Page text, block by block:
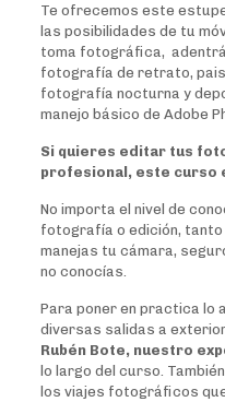
Te ofrecemos este
las posibilidades de tu
toma fotográfica,
fotografía de retrato,
fotografía nocturna y
manejo básico de Adobe
Si quieres editar tus
profesional, este curso
No importa el nivel de
fotografía o edición, tanto
manejas tu cámara,
no conocías.
Para poner en practica lo
diversas salidas a
Rubén Bote, nuestro
lo largo del curso.
los viajes fotográficos